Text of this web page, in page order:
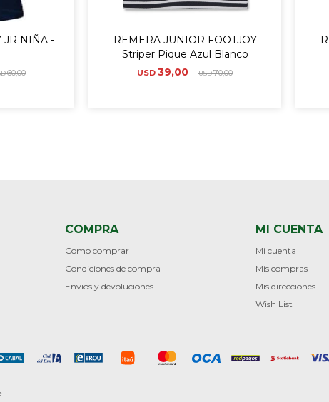
JR NIÑA -
60,00
REMERA JUNIOR FOOTJOY
Striper Pique Azul Blanco
USD 39,00 USD70,00
COMPRA
Como comprar
Condiciones de compra
Envios y devoluciones
MI CUENTA
Mi cuenta
Mis compras
Mis direcciones
Wish List